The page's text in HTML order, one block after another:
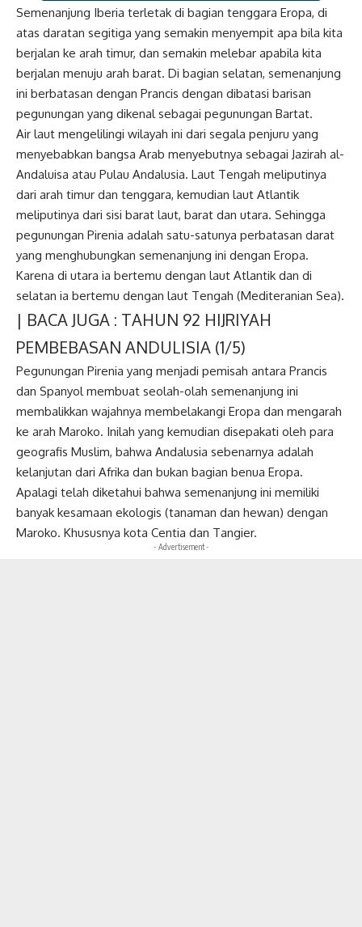
Semenanjung Iberia terletak di bagian tenggara Eropa, di
atas daratan segitiga yang semakin menyempit apa bila kita
berjalan ke arah timur, dan semakin melebar apabila kita
berjalan menuju arah barat. Di bagian selatan, semenanjung
ini berbatasan dengan Prancis dengan dibatasi barisan
pegunungan yang dikenal sebagai pegunungan Bartat.
Air laut mengelilingi wilayah ini dari segala penjuru yang
menyebabkan bangsa Arab menyebutnya sebagai Jazirah al-
Andaluisa atau Pulau Andalusia. Laut Tengah meliputinya
dari arah timur dan tenggara, kemudian laut Atlantik
meliputinya dari sisi barat laut, barat dan utara. Sehingga
pegunungan Pirenia adalah satu-satunya perbatasan darat
yang menghubungkan semenanjung ini dengan Eropa.
Karena di utara ia bertemu dengan laut Atlantik dan di
selatan ia bertemu dengan laut Tengah (Mediteranian Sea).
| BACA JUGA : TAHUN 92 HIJRIYAH
PEMBEBASAN ANDULISIA (1/5)
Pegunungan Pirenia yang menjadi pemisah antara Prancis
dan Spanyol membuat seolah-olah semenanjung ini
membalikkan wajahnya membelakangi Eropa dan mengarah
ke arah Maroko. Inilah yang kemudian disepakati oleh para
geografis Muslim, bahwa Andalusia sebenarnya adalah
kelanjutan dari Afrika dan bukan bagian benua Eropa.
Apalagi telah diketahui bahwa semenanjung ini memiliki
banyak kesamaan ekologis (tanaman dan hewan) dengan
Maroko. Khususnya kota Centia dan Tangier.
- Advertisement -